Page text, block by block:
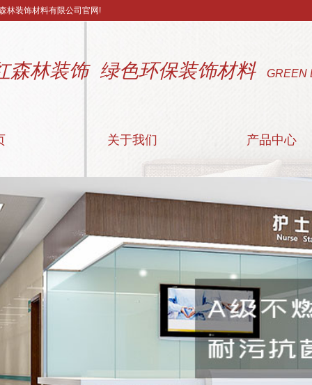
林装饰材料有限公司官网!
森林装饰 绿色环保装饰材料 GREEN
关于我们
联系我们
产品中心
济南医疗洁净板
济南配套颜色